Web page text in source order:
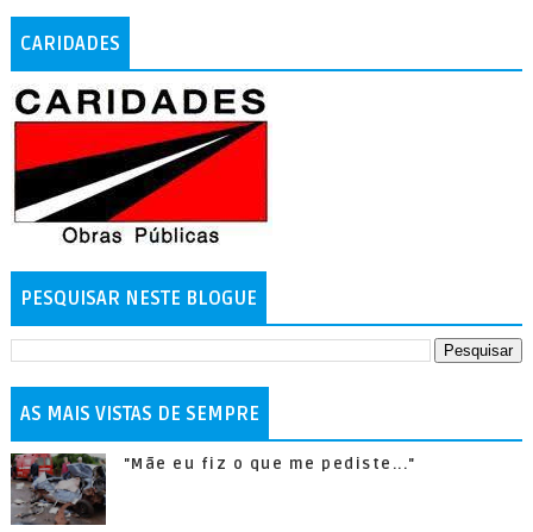
CARIDADES
PESQUISAR NESTE BLOGUE
AS MAIS VISTAS DE SEMPRE
"Mãe eu fiz o que me pediste..."